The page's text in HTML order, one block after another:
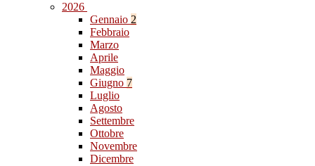
2026
Gennaio 2
Febbraio
Marzo
Aprile
Maggio
Giugno 7
Luglio
Agosto
Settembre
Ottobre
Novembre
Dicembre